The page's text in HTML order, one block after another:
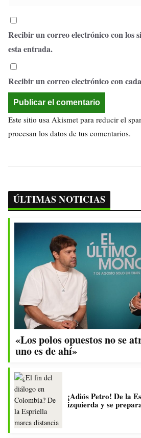
Recibir un correo electrónico con los
esta entrada.
Recibir un correo electrónico con
Este sitio usa Akismet para reducir el
procesan los datos de tus comentarios.
ÚLTIMAS NOTICIAS
«Los polos opuestos no se
uno es de ahí»
¡Adiós Petro! De la
izquierda y se